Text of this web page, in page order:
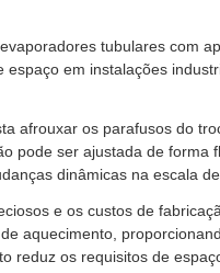
tubulares com
em instalações
afrouxar os parafusos do
pode ser ajustada de forma
dinâmicas na escala
e os custos de
aquecimento,
reduz os requisitos de